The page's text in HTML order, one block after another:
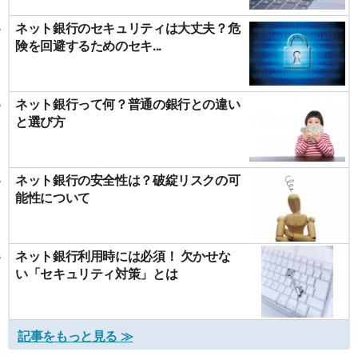
ネット銀行のセキュリティは大丈夫？危
険を回避するためのセキ...
ネット銀行って何？普通の銀行との違い
と選び方
ネット銀行の安全性は？破綻リスクの可
能性について
ネット銀行利用時には必須！ 欠かせな
い「セキュリティ対策」とは
記事をもっと見る ≫